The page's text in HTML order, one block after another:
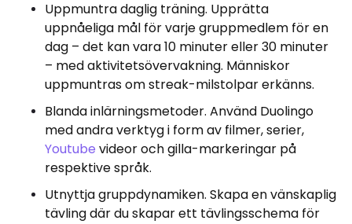
Uppmuntra daglig träning. Upprätta
uppnåeliga mål för varje gruppmedlem för en
dag – det kan vara 10 minuter eller 30 minuter
– med aktivitetsövervakning. Människor
uppmuntras om streak-milstolpar erkänns.
Blanda inlärningsmetoder. Använd Duolingo
med andra verktyg i form av filmer, serier,
Youtube videor och gilla-markeringar på
respektive språk.
Utnyttja gruppdynamiken. Skapa en vänskaplig
tävling där du skapar ett tävlingsschema för